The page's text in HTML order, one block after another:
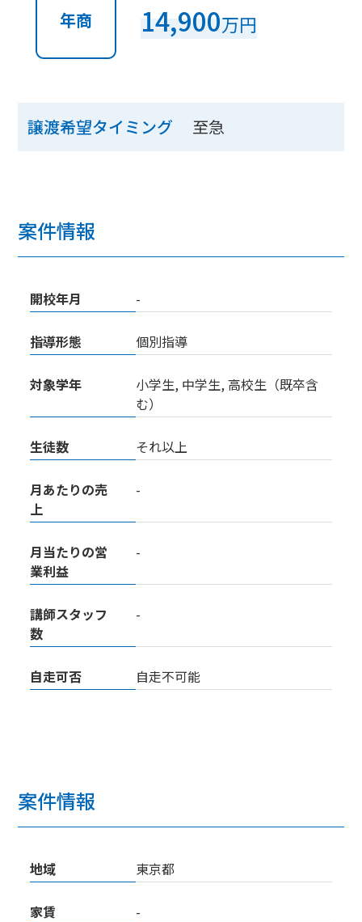
年商 14,900万円
譲渡希望タイミング 至急
案件情報
開校年月 -
指導形態 個別指導
対象学年
小学生, 中学生, 高校生（既卒含
む）
生徒数 それ以上
月あたりの売
上
-
月当たりの営
業利益
-
講師スタッフ
数
-
自走可否 自走不可能
案件情報
地域 東京都
家賃 -